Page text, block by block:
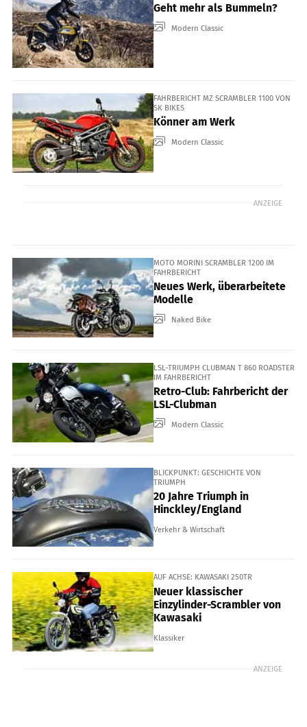
Geht mehr als Bummeln?
Modern Classic
FAHRBERICHT MZ SCRAMBLER 1100 VON
SK BIKES
Könner am Werk
Modern Classic
ANZEIGE
MOTO MORINI SCRAMBLER 1200 IM
FAHRBERICHT
Neues Werk, überarbeitete
Modelle
Naked Bike
LSL-TRIUMPH CLUBMAN T 860 ROADSTER
IM FAHRBERICHT
Retro-Club: Fahrbericht der
LSL-Clubman
Modern Classic
BLICKPUNKT: GESCHICHTE VON
TRIUMPH
20 Jahre Triumph in
Hinckley/England
Verkehr & Wirtschaft
AUF ACHSE: KAWASAKI 250TR
Neuer klassischer
Einzylinder-Scrambler von
Kawasaki
Klassiker
ANZEIGE